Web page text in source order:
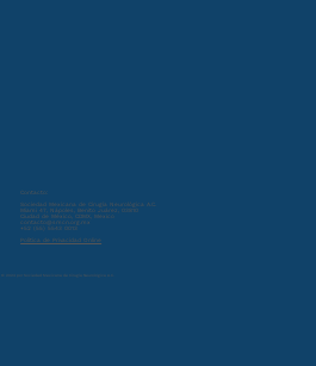
© 2024 por Sociedad Mexicana de Cirugía Neurológica A.C.
Contacto:
Sociedad Mexicana de Cirugía Neurológica A.C.
Miami 47, Nápoles, Benito Juárez, 03810
Ciudad de México, CDMX, Mexico
contacto@smcn.org.mx
+52 (55) 5543 0013
Política de Privacidad Online